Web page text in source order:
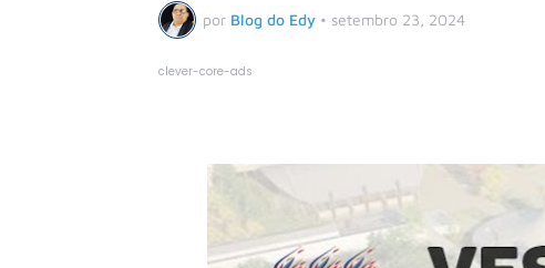
por Blog do Edy • setembro 23, 2024
clever-core-ads